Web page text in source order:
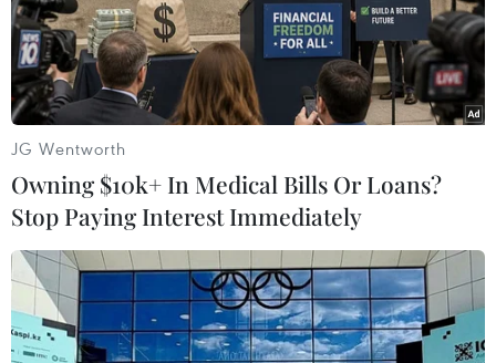
#Lá ngón
#Đầu độc
#Giết người Bình Phước Đồng Nai
Theo dõi VietnamPlus
JG Wentworth
Owning $10k+ In Medical Bills Or Loans?
Stop Paying Interest Immediately